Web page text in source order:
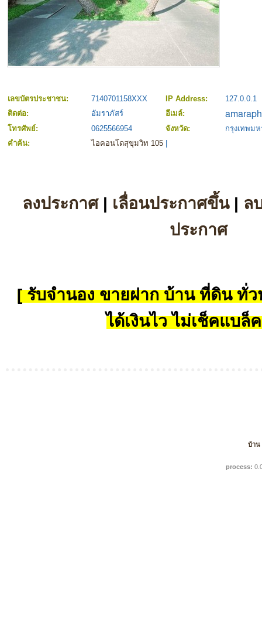
เลขบัตรประชาชน: 7140701158XXX IP Address:
127.0.0.1
ติดต่อ:
อัมราภัสร์
อีเมล์:
โทรศัพย์:
0625566954 จังหวัด:
กรุงเทพม
คำค้น:
ไอคอนโดสุขุมวิท 105
ลงประกาศ| เลื่อนประกาศขึ้น| ล
ประกาศ
[ รับจำนอง ขายฝาก บ้าน ที่ดิน ทั่ว
ได้เงินไว ไม่เช็คแบล็
บ้าน
process: